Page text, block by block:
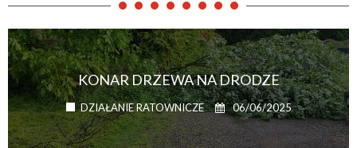
KONAR DRZEWA NA DRODZE
DZIAŁANIE RATOWNICZE 06/06/2025